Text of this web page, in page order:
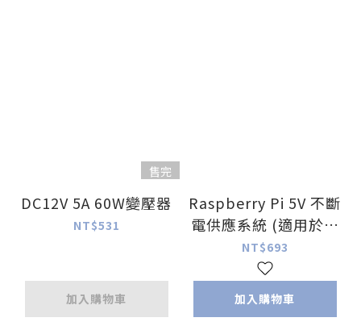
售完
DC12V 5A 60W變壓器
NT$531
加入購物車
Raspberry Pi 5V 不斷
電供應系統 (適用於樹
莓派 Pi)
NT$693
加入購物車